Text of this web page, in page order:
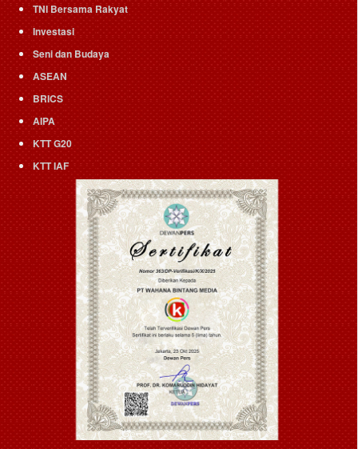
TNI Bersama Rakyat
Investasi
Seni dan Budaya
ASEAN
BRICS
AIPA
KTT G20
KTT IAF